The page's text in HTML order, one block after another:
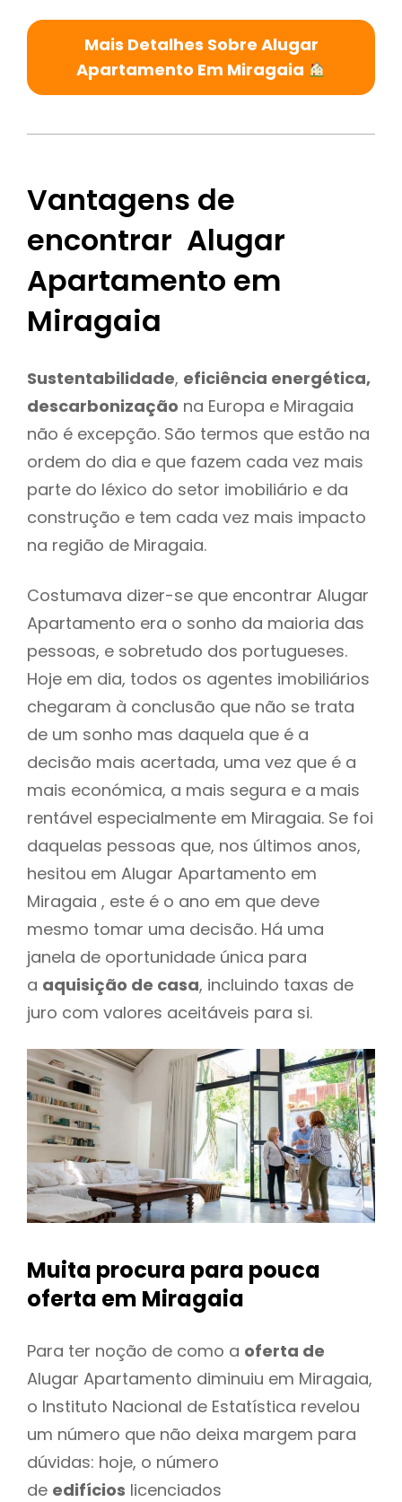
Mais Detalhes Sobre Alugar
Apartamento Em Miragaia
Vantagens de
encontrar Alugar
Apartamento em
Miragaia
Sustentabilidade, eficiência energética,
descarbonização na Europa e Miragaia
não é excepção. São termos que estão na
ordem do dia e que fazem cada vez mais
parte do léxico do setor imobiliário e da
construção e tem cada vez mais impacto
na região de Miragaia.
Costumava dizer-se que encontrar Alugar
Apartamento era o sonho da maioria das
pessoas, e sobretudo dos portugueses.
Hoje em dia, todos os agentes imobiliários
chegaram à conclusão que não se trata
de um sonho mas daquela que é a
decisão mais acertada, uma vez que é a
mais económica, a mais segura e a mais
rentável especialmente em Miragaia. Se foi
daquelas pessoas que, nos últimos anos,
hesitou em Alugar Apartamento em
Miragaia , este é o ano em que deve
mesmo tomar uma decisão. Há uma
janela de oportunidade única para
a aquisição de casa, incluindo taxas de
juro com valores aceitáveis para si.
Muita procura para pouca
oferta em Miragaia
Para ter noção de como a oferta de
Alugar Apartamento diminuiu em Miragaia,
o Instituto Nacional de Estatística revelou
um número que não deixa margem para
dúvidas: hoje, o número
de edifícios licenciados